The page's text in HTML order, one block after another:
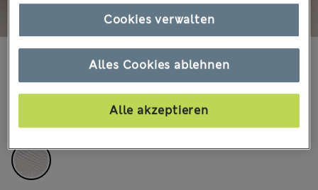
€125,00
Ausverkauft
Alles Cookies ablehnen
Alle akzeptieren
Cookies verwalten